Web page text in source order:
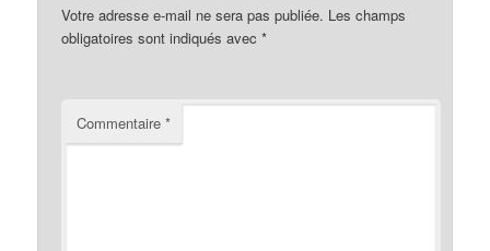
Votre adresse e-mail ne sera pas publiée. Les champs
obligatoires sont indiqués avec*
Commentaire*